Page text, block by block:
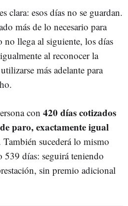
clara: esos días no se guardan.
más de lo necesario para
no llega al siguiente, los días
al reconocer la
más adelante para
con 420 días cotizados
paro, exactamente igual
También sucederá lo mismo
539 días: seguirá teniendo
sin premio adicional